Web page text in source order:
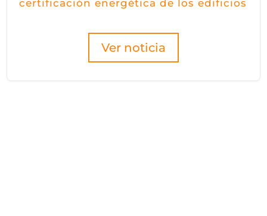
certificación energética de los edificios
Ver noticia